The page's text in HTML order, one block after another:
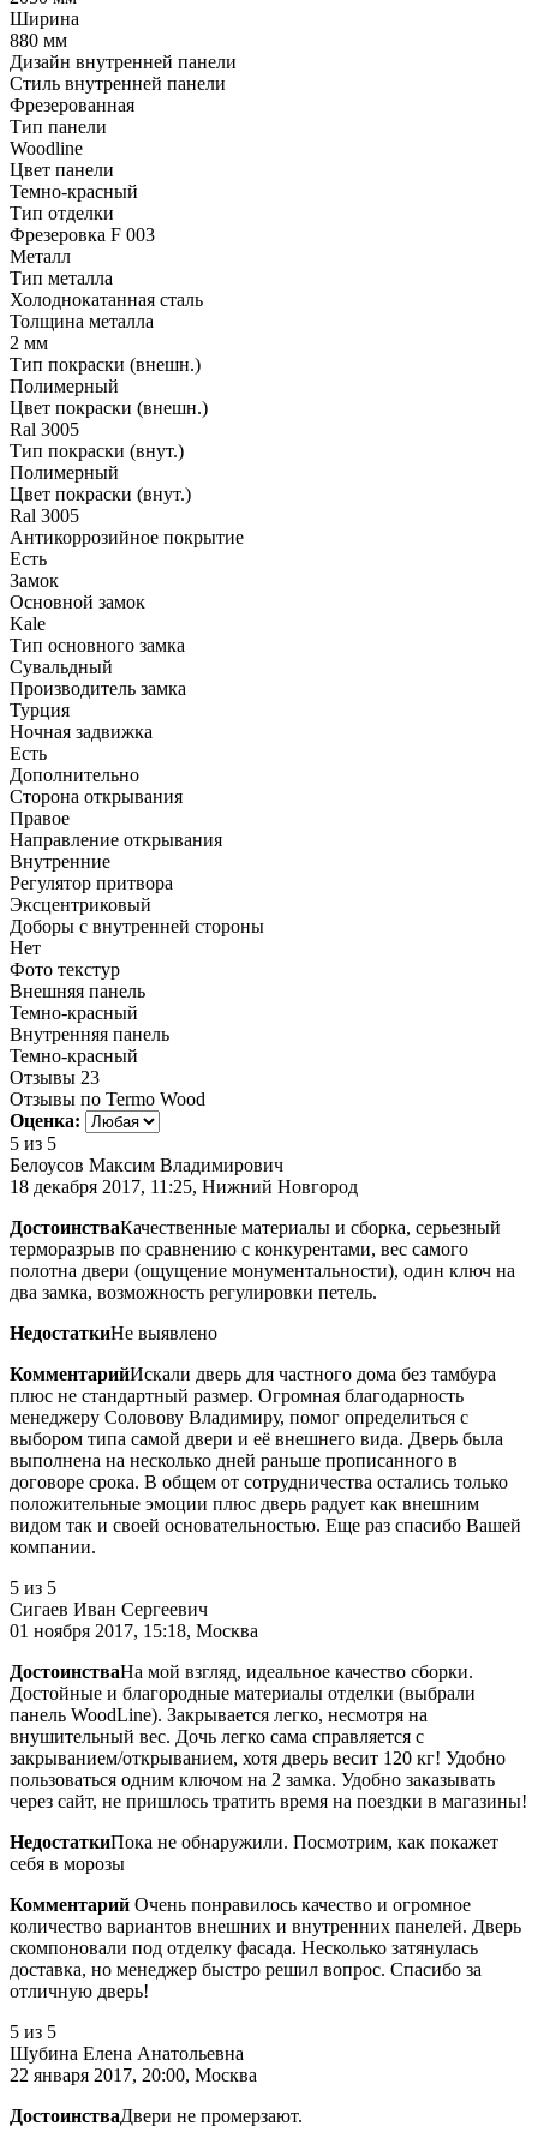
Ширина
880 мм
Дизайн внутренней панели
Стиль внутренней панели
Фрезерованная
Тип панели
Woodline
Цвет панели
Темно-красный
Тип отделки
Фрезеровка F 003
Металл
Тип металла
Холоднокатанная сталь
Толщина металла
2 мм
Тип покраски (внешн.)
Полимерный
Цвет покраски (внешн.)
Ral 3005
Тип покраски (внут.)
Полимерный
Цвет покраски (внут.)
Ral 3005
Антикоррозийное покрытие
Есть
Замок
Основной замок
Kale
Тип основного замка
Сувальдный
Производитель замка
Турция
Ночная задвижка
Есть
Дополнительно
Сторона открывания
Правое
Направление открывания
Внутренние
Регулятор притвора
Эксцентриковый
Доборы с внутренней стороны
Нет
Фото текстур
Внешняя панель
Темно-красный
Внутренняя панель
Темно-красный
Отзывы 23
Отзывы по Termo Wood
Оценка:
5 из 5
Белоусов Максим Владимирович
18 декабря 2017, 11:25, Нижний Новгород
ДостоинстваКачественные материалы и сборка, серьезный
терморазрыв по сравнению с конкурентами, вес самого
полотна двери (ощущение монументальности), один ключ на
два замка, возможность регулировки петель.
НедостаткиНе выявлено
КомментарийИскали дверь для частного дома без тамбура
плюс не стандартный размер. Огромная благодарность
менеджеру Соловову Владимиру, помог определиться с
выбором типа самой двери и её внешнего вида. Дверь была
выполнена на несколько дней раньше прописанного в
договоре срока. В общем от сотрудничества остались только
положительные эмоции плюс дверь радует как внешним
видом так и своей основательностью. Еще раз спасибо Вашей
компании.
5 из 5
Сигаев Иван Сергеевич
01 ноября 2017, 15:18, Москва
ДостоинстваНа мой взгляд, идеальное качество сборки.
Достойные и благородные материалы отделки (выбрали
панель WoodLine). Закрывается легко, несмотря на
внушительный вес. Дочь легко сама справляется с
закрыванием/открыванием, хотя дверь весит 120 кг! Удобно
пользоваться одним ключом на 2 замка. Удобно заказывать
через сайт, не пришлось тратить время на поездки в магазины!
НедостаткиПока не обнаружили. Посмотрим, как покажет
себя в морозы
Комментарий Очень понравилось качество и огромное
количество вариантов внешних и внутренних панелей. Дверь
скомпоновали под отделку фасада. Несколько затянулась
доставка, но менеджер быстро решил вопрос. Спасибо за
отличную дверь!
5 из 5
Шубина Елена Анатольевна
22 января 2017, 20:00, Москва
ДостоинстваДвери не промерзают.